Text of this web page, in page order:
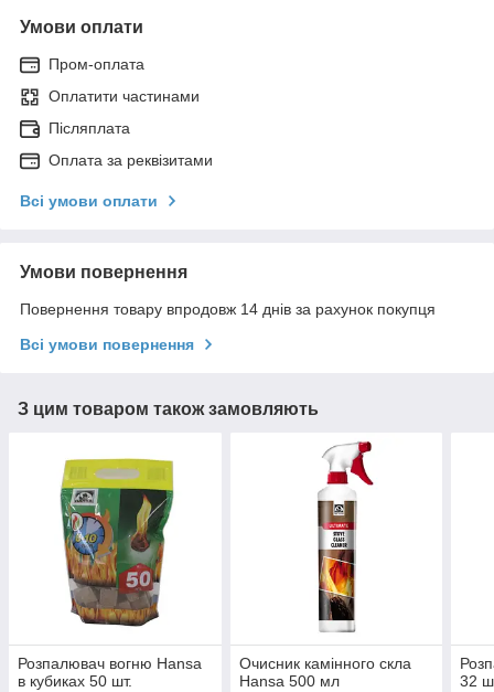
Умови оплати
Пром-оплата
Оплатити частинами
Післяплата
Оплата за реквізитами
Всі умови оплати
Умови повернення
Повернення товару впродовж 14 днів за рахунок покупця
Всі умови повернення
З цим товаром також замовляють
Розпалювач вогню Hansa
в кубиках 50 шт.
Очисник камінного скла
Hansa 500 мл
32